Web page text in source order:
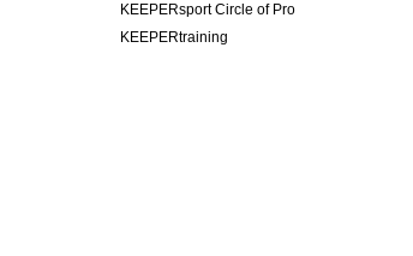
KEEPERsport Circle of Pro
KEEPERtraining